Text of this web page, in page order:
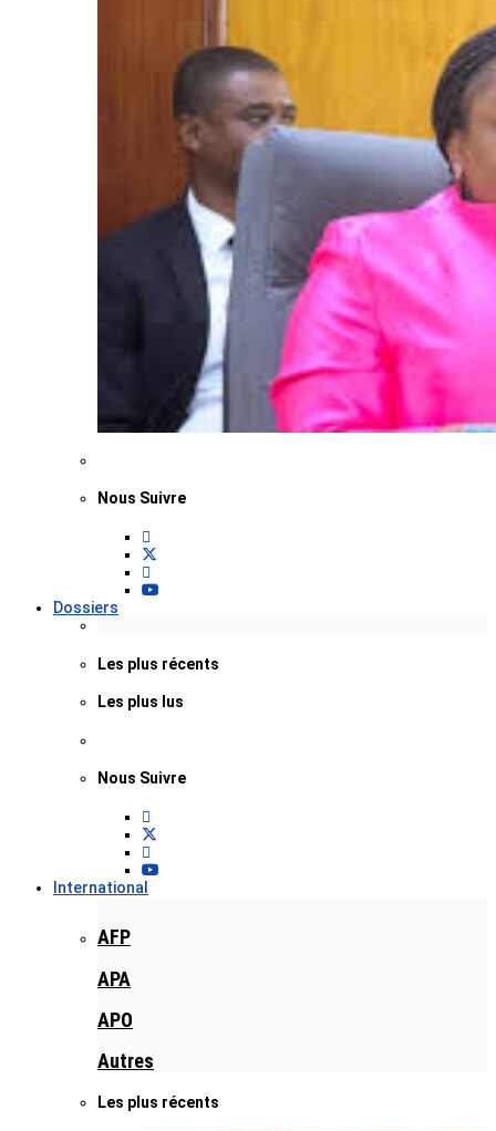
Nous Suivre
Dossiers
Les plus récents
Les plus lus
Nous Suivre
International
AFP
APA
APO
Autres
Les plus récents